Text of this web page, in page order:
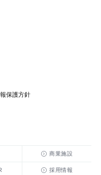
保護方針
商業施設
採用情報